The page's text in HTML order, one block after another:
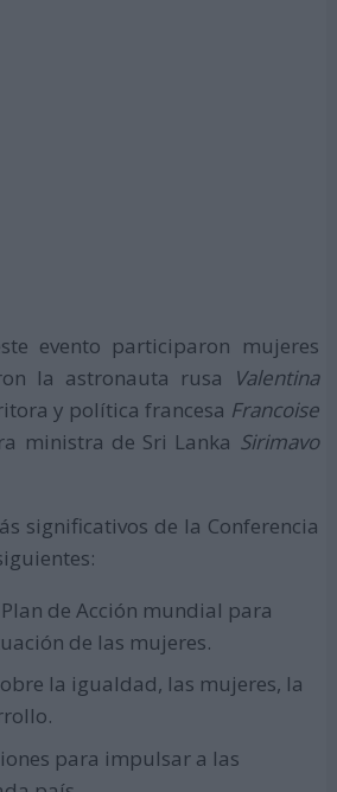
evento participaron mujeres
la astronauta rusa
Valentina
y política francesa Francoise
ministra de Sri Lanka Sirimavo
significativos de la Conferencia
de Acción mundial para
de las mujeres.
la igualdad, las mujeres, la
para impulsar a las